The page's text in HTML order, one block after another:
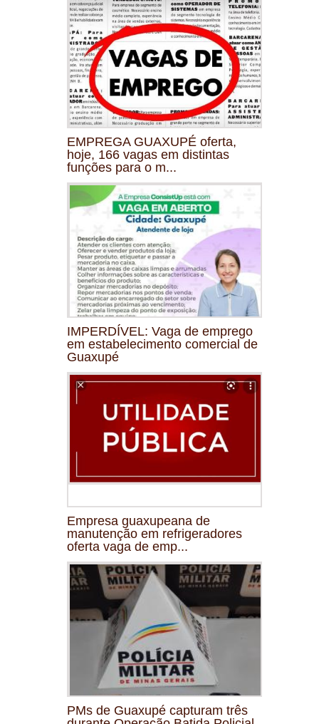
EMPREGA GUAXUPÉ oferta,
hoje, 166 vagas em distintas
funções para o m...
IMPERDÍVEL: Vaga de emprego
em estabelecimento comercial de
Guaxupé
Empresa guaxupeana de
manutenção em refrigeradores
oferta vaga de emp...
PMs de Guaxupé capturam três